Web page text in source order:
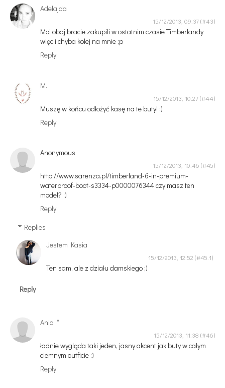
Adelajda
15/12/2013, 09:37
Moi obaj bracie zakupili w ostatnim czasie Timberlandy
więc i chyba kolej na mnie ;p
Reply
M.
15/12/2013, 10:27
Muszę w końcu odłożyć kasę na te buty! :)
Reply
Anonymous
15/12/2013, 10:46
http://www.sarenza.pl/timberland-6-in-premium-
waterproof-boot-s3334-p0000076344 czy masz ten
model? ;)
Reply
Replies
Jestem Kasia
15/12/2013, 12:52
Ten sam, ale z działu damskiego ;)
Reply
Ania ;*
15/12/2013, 11:38
ładnie wygląda taki jeden, jasny akcent jak buty w całym
ciemnym outficie :)
Reply